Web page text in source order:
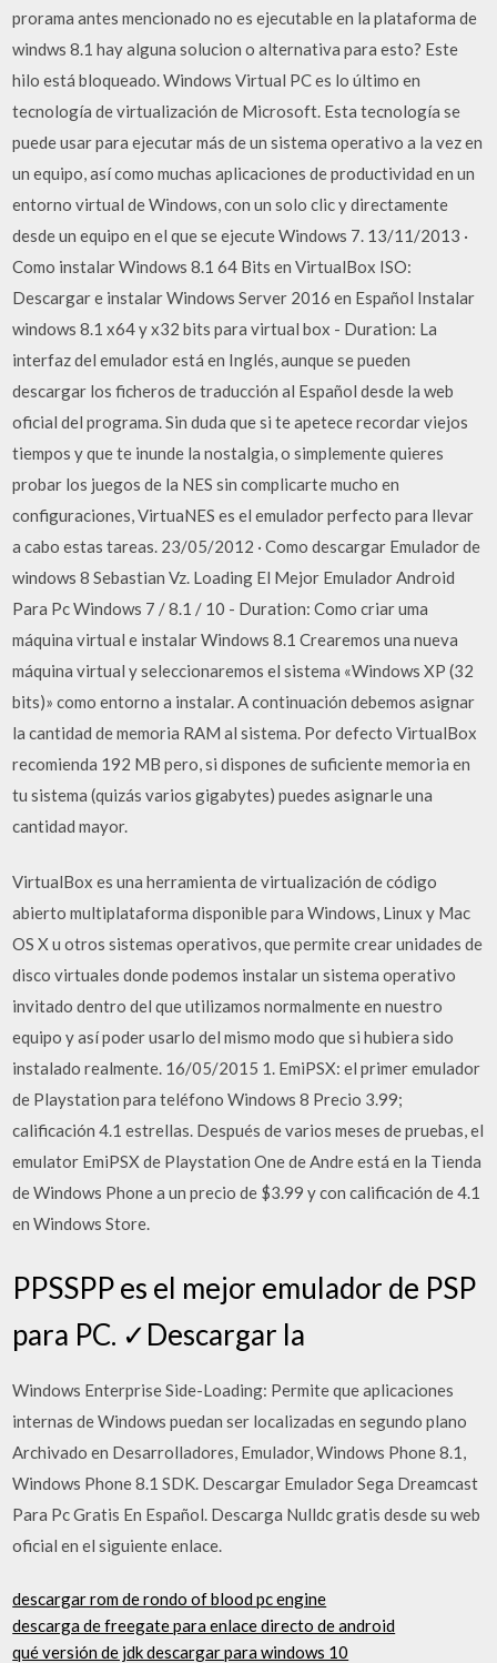
prorama antes mencionado no es ejecutable en la plataforma de
windws 8.1 hay alguna solucion o alternativa para esto? Este
hilo está bloqueado. Windows Virtual PC es lo último en
tecnología de virtualización de Microsoft. Esta tecnología se
puede usar para ejecutar más de un sistema operativo a la vez en
un equipo, así como muchas aplicaciones de productividad en un
entorno virtual de Windows, con un solo clic y directamente
desde un equipo en el que se ejecute Windows 7. 13/11/2013 ·
Como instalar Windows 8.1 64 Bits en VirtualBox ISO:
Descargar e instalar Windows Server 2016 en Español Instalar
windows 8.1 x64 y x32 bits para virtual box - Duration: La
interfaz del emulador está en Inglés, aunque se pueden
descargar los ficheros de traducción al Español desde la web
oficial del programa. Sin duda que si te apetece recordar viejos
tiempos y que te inunde la nostalgia, o simplemente quieres
probar los juegos de la NES sin complicarte mucho en
configuraciones, VirtuaNES es el emulador perfecto para llevar
a cabo estas tareas. 23/05/2012 · Como descargar Emulador de
windows 8 Sebastian Vz. Loading El Mejor Emulador Android
Para Pc Windows 7 / 8.1 / 10 - Duration: Como criar uma
máquina virtual e instalar Windows 8.1 Crearemos una nueva
máquina virtual y seleccionaremos el sistema «Windows XP (32
bits)» como entorno a instalar. A continuación debemos asignar
la cantidad de memoria RAM al sistema. Por defecto VirtualBox
recomienda 192 MB pero, si dispones de suficiente memoria en
tu sistema (quizás varios gigabytes) puedes asignarle una
cantidad mayor.
VirtualBox es una herramienta de virtualización de código
abierto multiplataforma disponible para Windows, Linux y Mac
OS X u otros sistemas operativos, que permite crear unidades de
disco virtuales donde podemos instalar un sistema operativo
invitado dentro del que utilizamos normalmente en nuestro
equipo y así poder usarlo del mismo modo que si hubiera sido
instalado realmente. 16/05/2015 1. EmiPSX: el primer emulador
de Playstation para teléfono Windows 8 Precio 3.99;
calificación 4.1 estrellas. Después de varios meses de pruebas, el
emulator EmiPSX de Playstation One de Andre está en la Tienda
de Windows Phone a un precio de $3.99 y con calificación de 4.1
en Windows Store.
PPSSPP es el mejor emulador de PSP
para PC. ✓Descargar la
Windows Enterprise Side-Loading: Permite que aplicaciones
internas de Windows puedan ser localizadas en segundo plano
Archivado en Desarrolladores, Emulador, Windows Phone 8.1,
Windows Phone 8.1 SDK. Descargar Emulador Sega Dreamcast
Para Pc Gratis En Español. Descarga Nulldc gratis desde su web
oficial en el siguiente enlace.
descargar rom de rondo of blood pc engine
descarga de freegate para enlace directo de android
qué versión de jdk descargar para windows 10